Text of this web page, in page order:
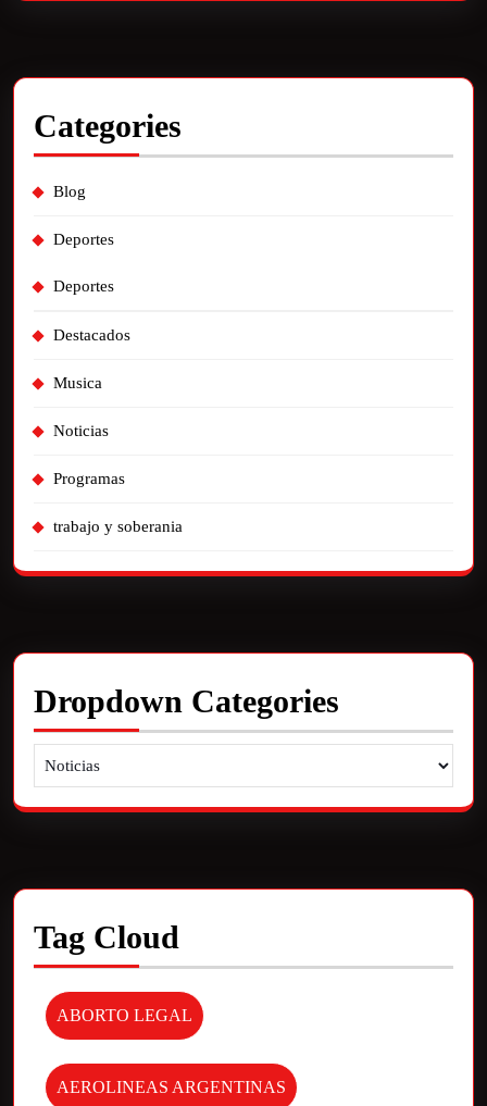
Categories
Blog
Deportes
Deportes
Destacados
Musica
Noticias
Programas
trabajo y soberania
Dropdown Categories
Tag Cloud
ABORTO LEGAL
AEROLINEAS ARGENTINAS